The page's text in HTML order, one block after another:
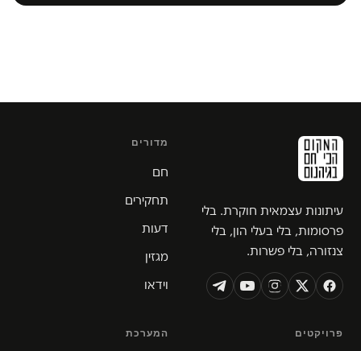
עיתונות עצמאית חוקרת. בלי
פרסומות, בלי בעלי הון, בלי
צנזורה, בלי פשרות.
מדורים
חם
תחקירים
דעות
מגזין
וידאו
פרויקטים המערכת